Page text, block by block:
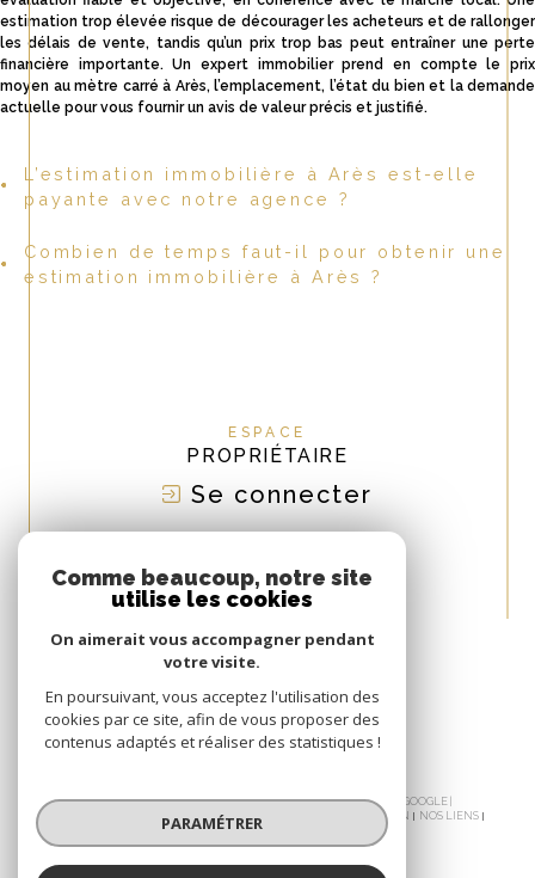
estimation trop élevée risque de décourager les acheteurs et de rallonger
les délais de vente, tandis qu’un prix trop bas peut entraîner une perte
financière importante. Un expert immobilier prend en compte le prix
moyen au mètre carré à Arès, l’emplacement, l’état du bien et la demande
actuelle pour vous fournir un avis de valeur précis et justifié.
L’estimation immobilière à Arès est-elle
payante avec notre agence ?
Non, chez La Clé du Patrimoine, nous proposons une estimation
immobilière gratuite et sans engagement. Notre objectif est de vous
Combien de temps faut-il pour obtenir une
estimation immobilière à Arès ?
ESPACE
PROPRIÉTAIRE
Se connecter
ADHÉRONS
© 2026 | TOUS DROITS RÉSERVÉS | TRADUCTION POWERED BY GOOGLE |
PLAN DU SITE ADMIN
NOS LIENS
POLITIQUE RGPD
Comme beaucoup, notre site
utilise les cookies
On aimerait vous accompagner pendant
votre visite.
En poursuivant, vous acceptez l'utilisation des
cookies par ce site, afin de vous proposer des
contenus adaptés et réaliser des statistiques !
PARAMÉTRER